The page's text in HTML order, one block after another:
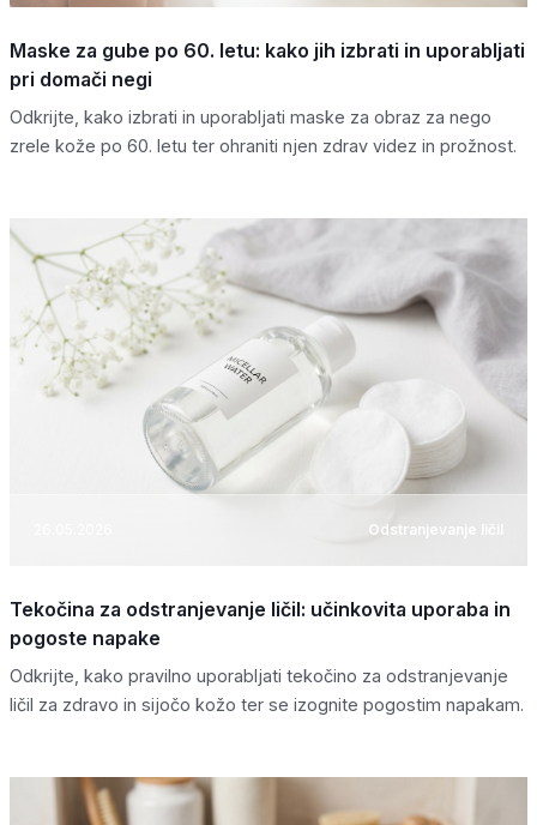
Maske za gube po 60. letu: kako jih izbrati in uporabljati
pri domači negi
Odkrijte, kako izbrati in uporabljati maske za obraz za nego
zrele kože po 60. letu ter ohraniti njen zdrav videz in prožnost.
Odstranjevanje ličil
Tekočina za odstranjevanje ličil: učinkovita uporaba in
pogoste napake
Odkrijte, kako pravilno uporabljati tekočino za odstranjevanje
ličil za zdravo in sijočo kožo ter se izognite pogostim napakam.